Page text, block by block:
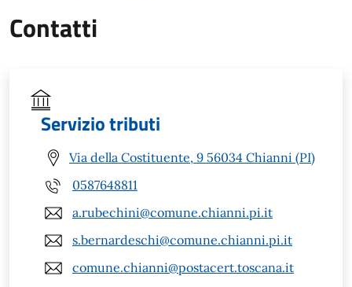
Contatti
Servizio tributi
Via della Costituente, 9 56034 Chianni (PI)
0587648811
a.rubechini@comune.chianni.pi.it
s.bernardeschi@comune.chianni.pi.it
comune.chianni@postacert.toscana.it